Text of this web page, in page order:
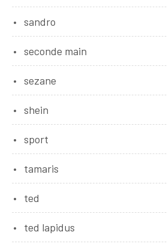
sandro
seconde main
sezane
shein
sport
tamaris
ted
ted lapidus